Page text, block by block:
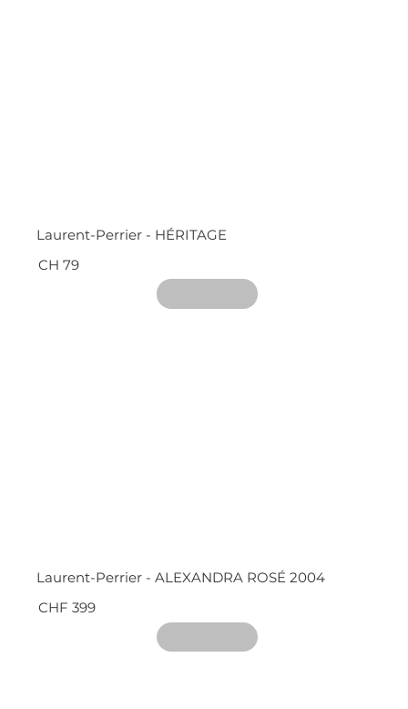
Laurent-Perrier - HÉRITAGE
CH 79
Laurent-Perrier - ALEXANDRA ROSÉ 2004
CHF 399